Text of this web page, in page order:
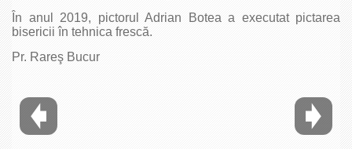
În anul 2019, pictorul Adrian Botea a executat pictarea
bisericii în tehnica frescă.
Pr. Rareş Bucur